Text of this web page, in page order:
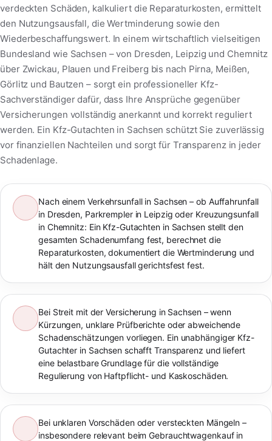
verdeckten Schäden, kalkuliert die Reparaturkosten, ermittelt
den Nutzungsausfall, die Wertminderung sowie den
Wiederbeschaffungswert. In einem wirtschaftlich vielseitigen
Bundesland wie Sachsen – von Dresden, Leipzig und Chemnitz
über Zwickau, Plauen und Freiberg bis nach Pirna, Meißen,
Görlitz und Bautzen – sorgt ein professioneller Kfz-
Sachverständiger dafür, dass Ihre Ansprüche gegenüber
Versicherungen vollständig anerkannt und korrekt reguliert
werden. Ein Kfz-Gutachten in Sachsen schützt Sie zuverlässig
vor finanziellen Nachteilen und sorgt für Transparenz in jeder
Schadenlage.
Nach einem Verkehrsunfall in Sachsen – ob Auffahrunfall
in Dresden, Parkrempler in Leipzig oder Kreuzungsunfall
in Chemnitz: Ein Kfz-Gutachten in Sachsen stellt den
gesamten Schadenumfang fest, berechnet die
Reparaturkosten, dokumentiert die Wertminderung und
hält den Nutzungsausfall gerichtsfest fest.
Bei Streit mit der Versicherung in Sachsen – wenn
Kürzungen, unklare Prüfberichte oder abweichende
Schadenschätzungen vorliegen. Ein unabhängiger Kfz-
Gutachter in Sachsen schafft Transparenz und liefert
eine belastbare Grundlage für die vollständige
Regulierung von Haftpflicht- und Kaskoschäden.
Bei unklaren Vorschäden oder versteckten Mängeln –
insbesondere relevant beim Gebrauchtwagenkauf in